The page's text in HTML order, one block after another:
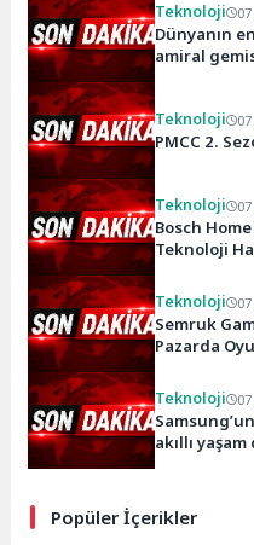
Teknoloji
Dünyanın
amiral
Teknoloji
PMCC 2.
Teknoloji
Bosch
Teknoloji
Teknoloji
Semruk
Pazarda
Teknoloji
akıllı
Popüler İçerikler